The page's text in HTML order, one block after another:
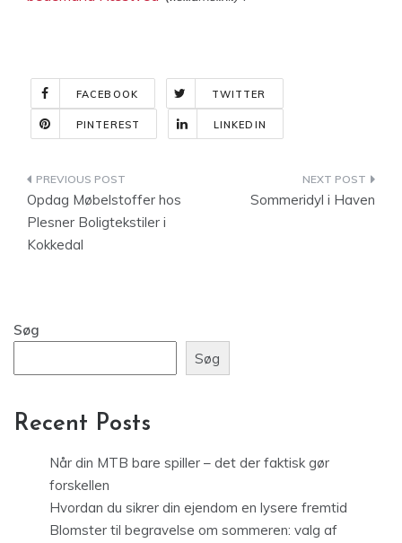
FACEBOOK TWITTER
PINTEREST LINKEDIN
Indlægsnavigation
Opdag Møbelstoffer hos
Plesner Boligtekstiler i
Kokkedal
Sommeridyl i Haven
Søg
Søg
Recent Posts
Når din MTB bare spiller – det der faktisk gør
forskellen
Hvordan du sikrer din ejendom en lysere fremtid
Blomster til begravelse om sommeren: valg af